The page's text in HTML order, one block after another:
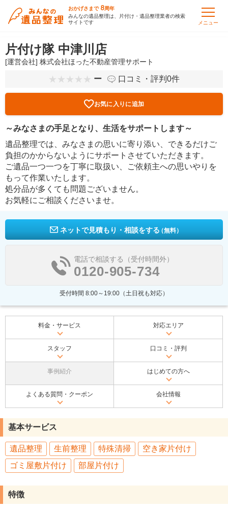
おかげさまで 8周年
みんなの遺品整理は、片付け・遺品整理業者の検索
サイトです
メニュー
片付け隊 中津川店
[運営会社] 株式会社ほった不動産管理サポート
ー 口コミ・評判0件
お気に入りに追加
～みなさまの手足となり、生活をサポートします～
遺品整理では、みなさまの思いに寄り添い、できるだけご
負担のかからないようにサポートさせていただきます。
ご遺品一つ一つを丁寧に取扱い、ご依頼主への思いやりを
もって作業いたします。
処分品が多くても問題ございません。
お気軽にご相談くださいませ。
ネットで見積もり・相談をする（無料）
電話で相談する（受付時間外）
0120-905-734
受付時間 8:00～19:00（土日祝も対応）
料金・サービス 対応エリア
スタッフ 口コミ・評判
事例紹介 はじめての方へ
よくある質問・クーポン 会社情報
基本サービス
遺品整理 生前整理 特殊清掃
空き家片付け
ゴミ屋敷片付け
部屋片付け
特徴